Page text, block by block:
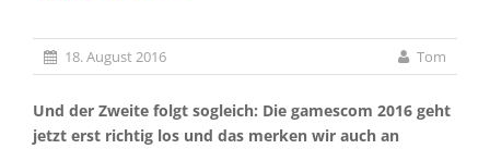
Jobs
Discord
18. August 2016 Tom
Und der Zweite folgt sogleich: Die gamescom 2016 geht
jetzt erst richtig los und das merken wir auch an